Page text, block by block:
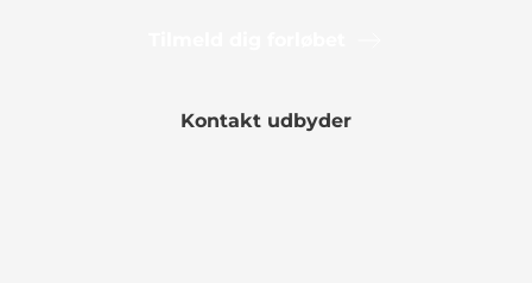
Kontakt udbyder